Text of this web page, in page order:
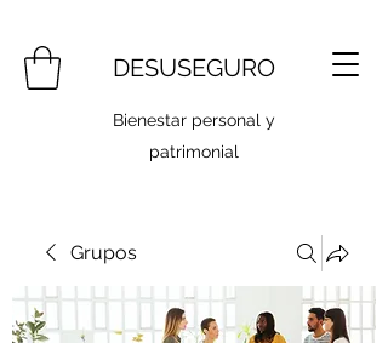
DESUSEGURO
Bienestar personal y
patrimonial
Grupos